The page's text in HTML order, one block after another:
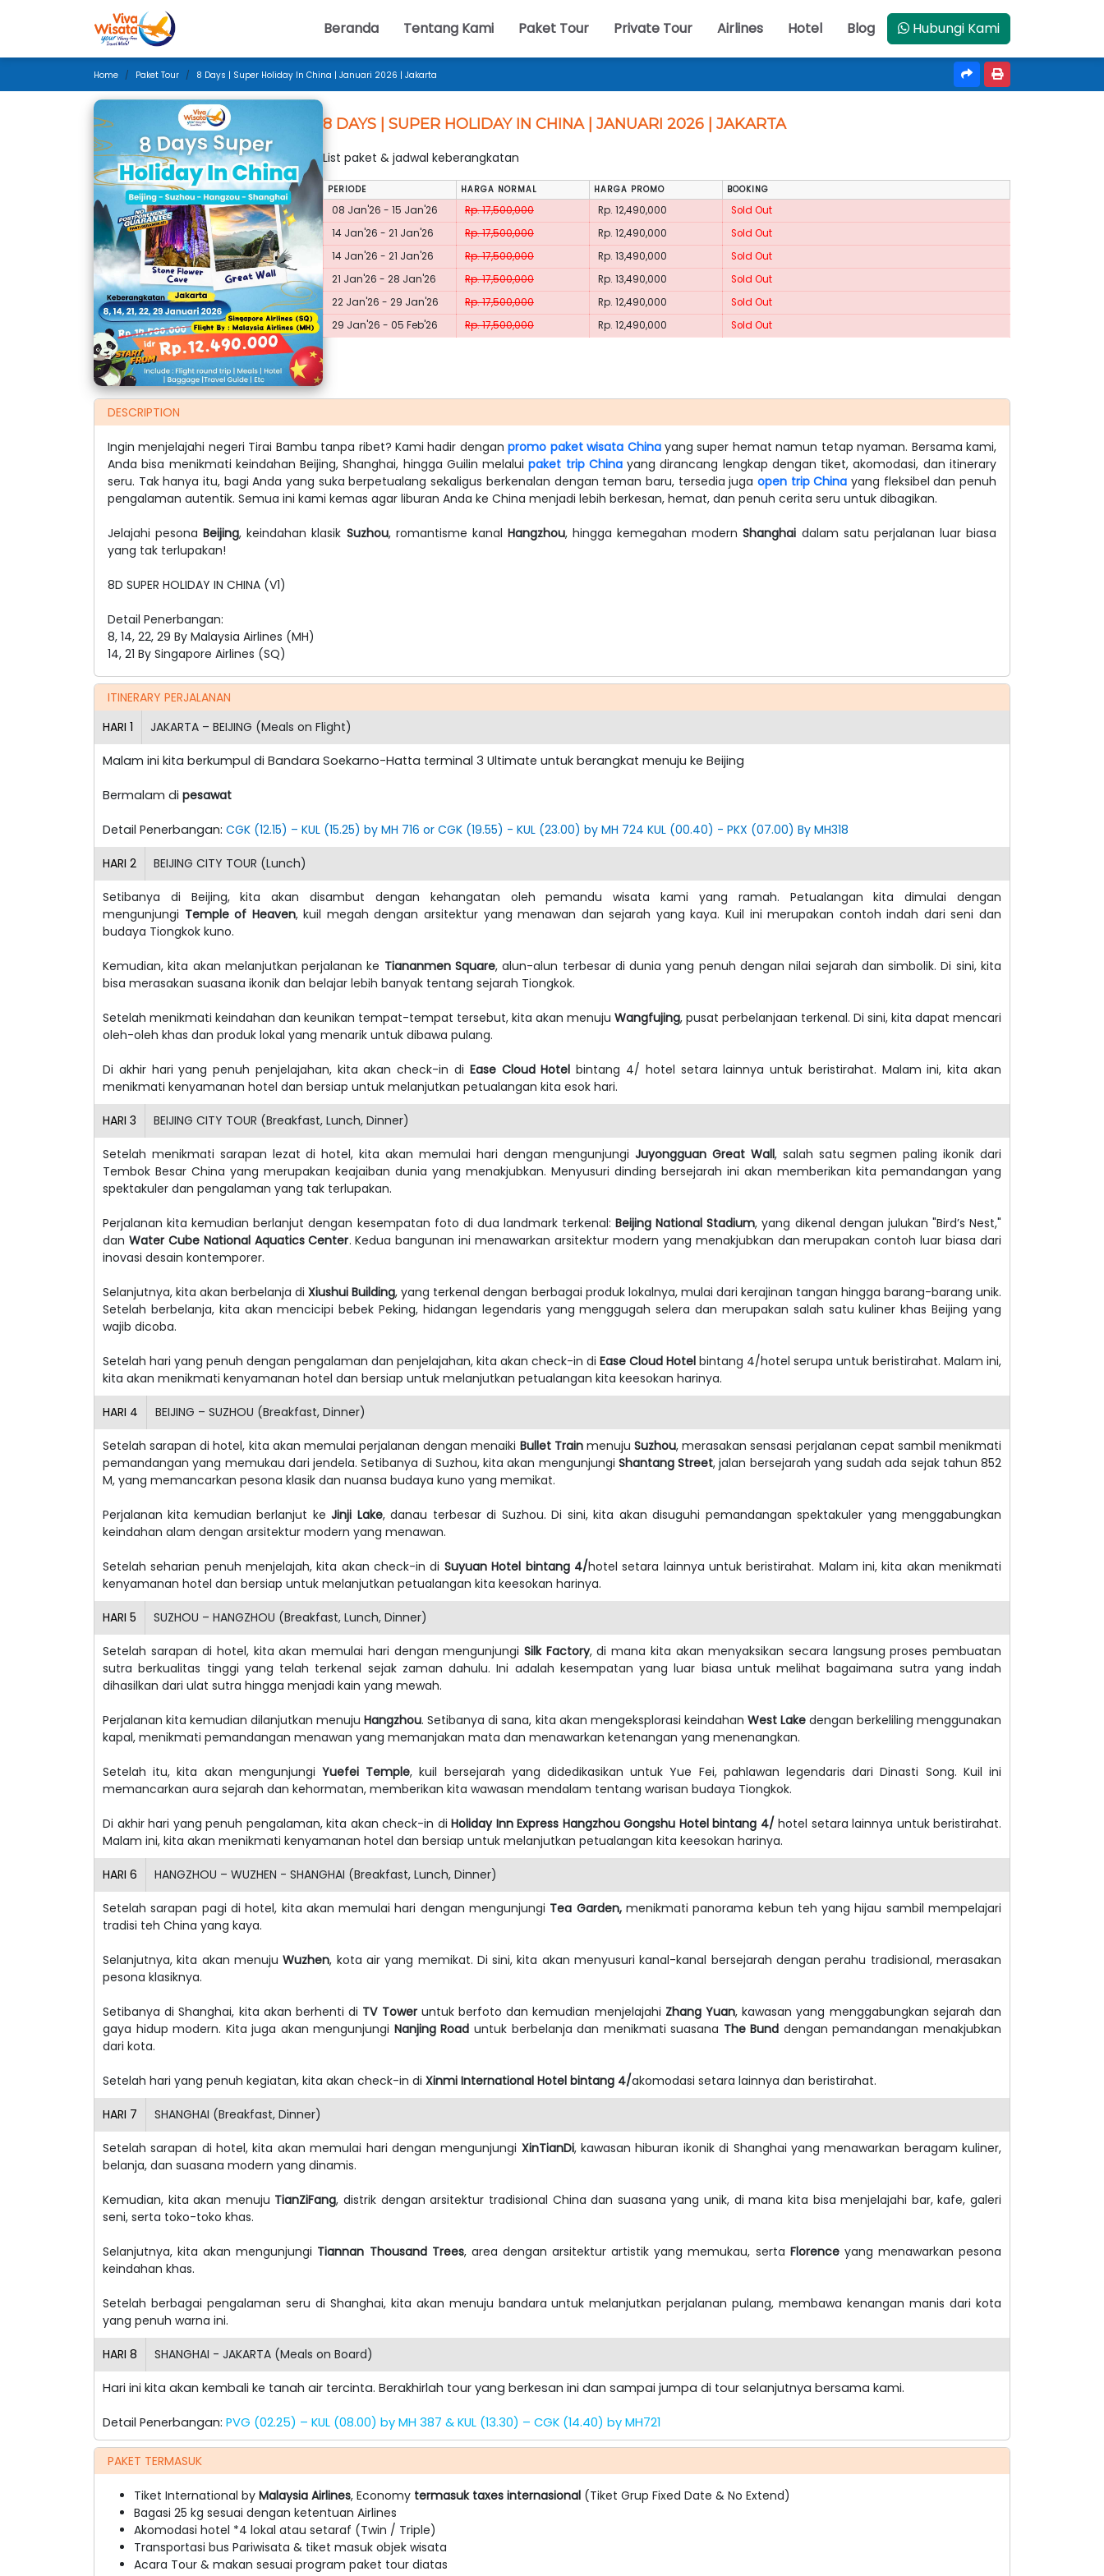
Beranda Tentang Kami Paket Tour Private Tour Airlines Hotel Blog Hubungi Kami
Home Paket Tour 8 Days | Super Holiday In China | Januari 2026 | Jakarta
8 DAYS | SUPER HOLIDAY IN CHINA | JANUARI 2026 | JAKARTA
List paket & jadwal keberangkatan
PERIODE HARGA NORMAL HARGA PROMO BOOKING
08 Jan'26 - 15 Jan'26 Rp. 17,500,000 Rp. 12,490,000
Sold Out
14 Jan'26 - 21 Jan'26
Rp. 17,500,000 Rp. 12,490,000
Sold Out
14 Jan'26 - 21 Jan'26
Rp. 17,500,000 Rp. 13,490,000
Sold Out
21 Jan'26 - 28 Jan'26
Rp. 17,500,000 Rp. 13,490,000
Sold Out
22 Jan'26 - 29 Jan'26
Rp. 17,500,000 Rp. 12,490,000
Sold Out
29 Jan'26 - 05 Feb'26
Rp. 17,500,000 Rp. 12,490,000 Sold Out
DESCRIPTION
Ingin menjelajahi negeri Tirai Bambu tanpa ribet? Kami hadir denganpromo paket wisata Chinayang super hemat namun tetap nyaman. Bersama kami,
Anda bisa menikmati keindahan Beijing, Shanghai, hingga Guilin melalui paket trip China yang dirancang lengkap dengan tiket, akomodasi, dan itinerary
seru. Tak hanya itu, bagi Anda yang suka berpetualang sekaligus berkenalan dengan teman baru, tersedia juga open trip China yang fleksibel dan penuh
pengalaman autentik. Semua ini kami kemas agar liburan Anda ke China menjadi lebih berkesan, hemat, dan penuh cerita seru untuk dibagikan.
Jelajahi pesonaBeijing, keindahan klasik Suzhou, romantisme kanal Hangzhou, hingga kemegahan modernShanghai dalam satu perjalanan luar biasa
yang tak terlupakan!
8D SUPER HOLIDAY IN CHINA (V1)
Detail Penerbangan:
8, 14, 22, 29 By Malaysia Airlines (MH)
14, 21 By Singapore Airlines (SQ)
ITINERARY PERJALANAN
HARI 1 JAKARTA – BEIJING (Meals on Flight)
Malam ini kita berkumpul di Bandara Soekarno-Hatta terminal 3 Ultimate untuk berangkat menuju ke Beijing
Bermalam di pesawat
Detail Penerbangan: CGK (12.15) – KUL (15.25) by MH 716 or CGK (19.55) - KUL (23.00) by MH 724 KUL (00.40) - PKX (07.00) By MH318
HARI 2 BEIJING CITY TOUR (Lunch)
Setibanya di Beijing, kita akan disambut dengan kehangatan oleh pemandu wisata kami yang ramah. Petualangan kita dimulai dengan
mengunjungi Temple of Heaven, kuil megah dengan arsitektur yang menawan dan sejarah yang kaya. Kuil ini merupakan contoh indah dari seni dan
budaya Tiongkok kuno.
Kemudian, kita akan melanjutkan perjalanan ke Tiananmen Square, alun-alun terbesar di dunia yang penuh dengan nilai sejarah dan simbolik. Di sini, kita
bisa merasakan suasana ikonik dan belajar lebih banyak tentang sejarah Tiongkok.
Setelah menikmati keindahan dan keunikan tempat-tempat tersebut, kita akan menuju Wangfujing, pusat perbelanjaan terkenal. Di sini, kita dapat mencari
oleh-oleh khas dan produk lokal yang menarik untuk dibawa pulang.
Di akhir hari yang penuh penjelajahan, kita akan check-in di Ease Cloud Hotel bintang 4/ hotel setara lainnya untuk beristirahat. Malam ini, kita akan
menikmati kenyamanan hotel dan bersiap untuk melanjutkan petualangan kita esok hari.
HARI 3 BEIJING CITY TOUR (Breakfast, Lunch, Dinner)
Setelah menikmati sarapan lezat di hotel, kita akan memulai hari dengan mengunjungiJuyongguan Great Wall, salah satu segmen paling ikonik dari
Tembok Besar China yang merupakan keajaiban dunia yang menakjubkan. Menyusuri dinding bersejarah ini akan memberikan kita pemandangan yang
spektakuler dan pengalaman yang tak terlupakan.
Perjalanan kita kemudian berlanjut dengan kesempatan foto di dua landmark terkenal:Beijing National Stadium, yang dikenal dengan julukan "Bird’s Nest,"
dan Water Cube National Aquatics Center. Kedua bangunan ini menawarkan arsitektur modern yang menakjubkan dan merupakan contoh luar biasa dari
inovasi desain kontemporer.
Selanjutnya, kita akan berbelanja diXiushui Building, yang terkenal dengan berbagai produk lokalnya, mulai dari kerajinan tangan hingga barang-barang unik.
Setelah berbelanja, kita akan mencicipi bebek Peking, hidangan legendaris yang menggugah selera dan merupakan salah satu kuliner khas Beijing yang
wajib dicoba.
Setelah hari yang penuh dengan pengalaman dan penjelajahan, kita akan check-in di Ease Cloud Hotel bintang 4/hotel serupa untuk beristirahat. Malam ini,
kita akan menikmati kenyamanan hotel dan bersiap untuk melanjutkan petualangan kita keesokan harinya.
HARI 4 BEIJING – SUZHOU (Breakfast, Dinner)
Setelah sarapan di hotel, kita akan memulai perjalanan dengan menaiki Bullet TrainmenujuSuzhou, merasakan sensasi perjalanan cepat sambil menikmati
pemandangan yang memukau dari jendela. Setibanya di Suzhou, kita akan mengunjungi Shantang Street, jalan bersejarah yang sudah ada sejak tahun 852
M, yang memancarkan pesona klasik dan nuansa budaya kuno yang memikat.
Perjalanan kita kemudian berlanjut keJinji Lake, danau terbesar di Suzhou. Di sini, kita akan disuguhi pemandangan spektakuler yang menggabungkan
keindahan alam dengan arsitektur modern yang menawan.
Setelah seharian penuh menjelajah, kita akan check-in di Suyuan Hotel bintang 4/hotel setara lainnya untuk beristirahat. Malam ini, kita akan menikmati
kenyamanan hotel dan bersiap untuk melanjutkan petualangan kita keesokan harinya.
HARI 5 SUZHOU – HANGZHOU (Breakfast, Lunch, Dinner)
Setelah sarapan di hotel, kita akan memulai hari dengan mengunjungi Silk Factory, di mana kita akan menyaksikan secara langsung proses pembuatan
sutra berkualitas tinggi yang telah terkenal sejak zaman dahulu. Ini adalah kesempatan yang luar biasa untuk melihat bagaimana sutra yang indah
dihasilkan dari ulat sutra hingga menjadi kain yang mewah.
Perjalanan kita kemudian dilanjutkan menujuHangzhou. Setibanya di sana, kita akan mengeksplorasi keindahan West Lakedengan berkeliling menggunakan
kapal, menikmati pemandangan menawan yang memanjakan mata dan menawarkan ketenangan yang menenangkan.
Setelah itu, kita akan mengunjungi Yuefei Temple, kuil bersejarah yang didedikasikan untuk Yue Fei, pahlawan legendaris dari Dinasti Song. Kuil ini
memancarkan aura sejarah dan kehormatan, memberikan kita wawasan mendalam tentang warisan budaya Tiongkok.
Di akhir hari yang penuh pengalaman, kita akan check-in di Holiday Inn Express Hangzhou Gongshu Hotel bintang 4/ hotel setara lainnya untuk beristirahat.
Malam ini, kita akan menikmati kenyamanan hotel dan bersiap untuk melanjutkan petualangan kita keesokan harinya.
HARI 6 HANGZHOU – WUZHEN - SHANGHAI (Breakfast, Lunch, Dinner)
Setelah sarapan pagi di hotel, kita akan memulai hari dengan mengunjungi Tea Garden,menikmati panorama kebun teh yang hijau sambil mempelajari
tradisi teh China yang kaya.
Selanjutnya, kita akan menujuWuzhen, kota air yang memikat. Di sini, kita akan menyusuri kanal-kanal bersejarah dengan perahu tradisional, merasakan
pesona klasiknya.
Setibanya di Shanghai, kita akan berhenti di TV Toweruntuk berfoto dan kemudian menjelajahi Zhang Yuan, kawasan yang menggabungkan sejarah dan
gaya hidup modern. Kita juga akan mengunjungi Nanjing Road untuk berbelanja dan menikmati suasana The Bund dengan pemandangan menakjubkan
dari kota.
Setelah hari yang penuh kegiatan, kita akan check-in di Xinmi International Hotel bintang 4/akomodasi setara lainnya dan beristirahat.
HARI 7 SHANGHAI (Breakfast, Dinner)
Setelah sarapan di hotel, kita akan memulai hari dengan mengunjungi XinTianDi, kawasan hiburan ikonik di Shanghai yang menawarkan beragam kuliner,
belanja, dan suasana modern yang dinamis.
Kemudian, kita akan menuju TianZiFang, distrik dengan arsitektur tradisional China dan suasana yang unik, di mana kita bisa menjelajahi bar, kafe, galeri
seni, serta toko-toko khas.
Selanjutnya, kita akan mengunjungi Tiannan Thousand Trees, area dengan arsitektur artistik yang memukau, serta Florenceyang menawarkan pesona
keindahan khas.
Setelah berbagai pengalaman seru di Shanghai, kita akan menuju bandara untuk melanjutkan perjalanan pulang, membawa kenangan manis dari kota
yang penuh warna ini.
HARI 8 SHANGHAI - JAKARTA (Meals on Board)
Hari ini kita akan kembali ke tanah air tercinta. Berakhirlah tour yang berkesan ini dan sampai jumpa di tour selanjutnya bersama kami.
Detail Penerbangan: PVG (02.25) – KUL (08.00) by MH 387 & KUL (13.30) – CGK (14.40) by MH721
PAKET TERMASUK
Tiket International by Malaysia Airlines, Economy termasuk taxes internasional (Tiket Grup Fixed Date & No Extend)
Bagasi 25 kg sesuai dengan ketentuan Airlines
Akomodasi hotel *4 lokal atau setaraf (Twin / Triple)
Transportasi bus Pariwisata & tiket masuk objek wisata
Acara Tour & makan sesuai program paket tour diatas